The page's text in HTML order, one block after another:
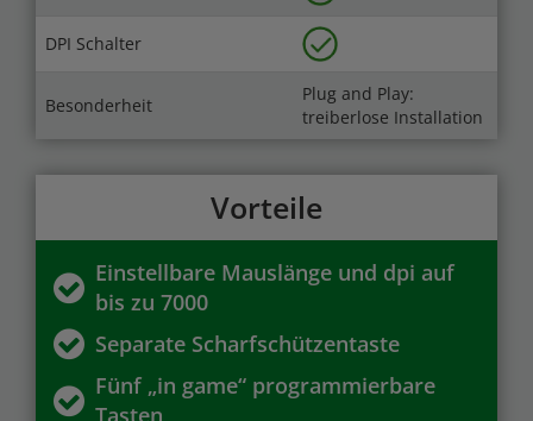
DPI Schalter
Besonderheit
Plug and Play:
treiberlose Installation
Vorteile
Einstellbare Mauslänge und dpi auf
bis zu 7000
Separate Scharfschützentaste
Fünf „in game“ programmierbare
Tasten